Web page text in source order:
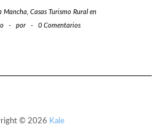
Mancha Casas Turismo Rural en
- por - 0 Comentarios
© 2026 Kale